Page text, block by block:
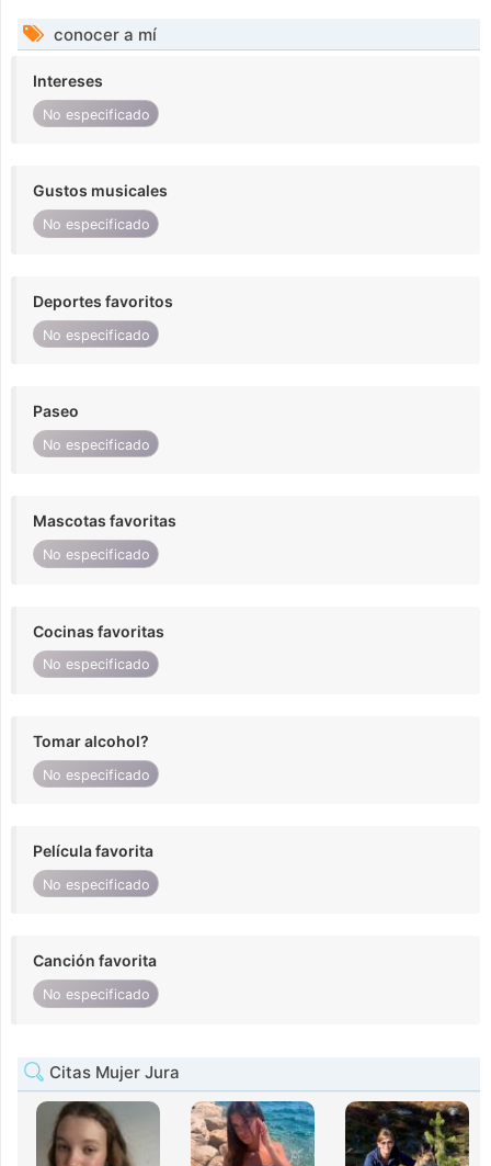
conocer a mí
Intereses
No especificado
Gustos musicales
No especificado
Deportes favoritos
No especificado
Paseo
No especificado
Mascotas favoritas
No especificado
Cocinas favoritas
No especificado
Tomar alcohol?
No especificado
Película favorita
No especificado
Canción favorita
No especificado
Citas Mujer Jura